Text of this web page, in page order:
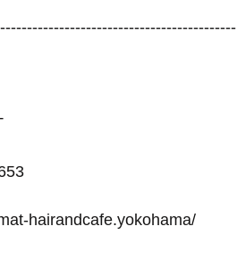
hairandcafe.yokohama/